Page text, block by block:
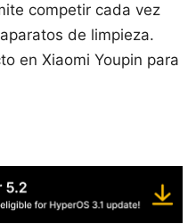
competir cada vez
de limpieza.
en Xiaomi Youpin para